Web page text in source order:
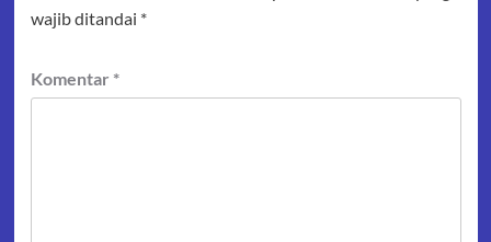
wajib ditandai *
Komentar *